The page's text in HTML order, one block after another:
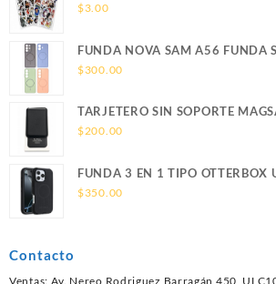
$3.00
FUNDA NOVA SAM A56 FUNDA
SOPORTE MAGNETICO SAMSUNG
$300.00
TARJETERO SIN SOPORTE
LEATHER WALLET MAGSAFE
$200.00
FUNDA 3 EN 1 TIPO OTTERBOX
S26 ULTRA SAMSUNG S26 ULTRA
$350.00
Contacto
Ventas: Av. Nereo Rodriguez Barragán 450,